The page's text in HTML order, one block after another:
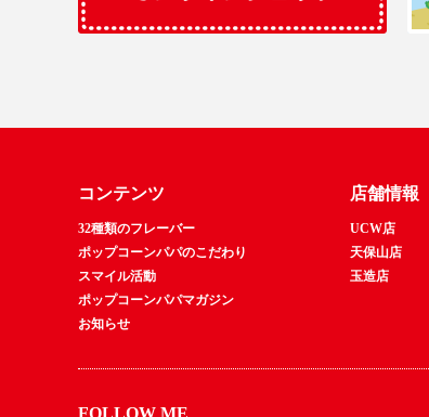
コンテンツ
32種類のフレーバー
ポップコーンパパのこだわり
スマイル活動
ポップコーンパパマガジン
お知らせ
店舗情報
UCW店
天保山店
玉造店
FOLLOW ME